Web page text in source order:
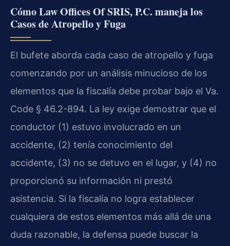
Cómo Law Offices Of SRIS, P.C. maneja los
Casos de Atropello y Fuga
El bufete aborda cada caso de atropello y fuga
comenzando por un análisis minucioso de los
elementos que la fiscalía debe probar bajo el Va.
Code § 46.2-894. La ley exige demostrar que el
conductor (1) estuvo involucrado en un
accidente, (2) tenía conocimiento del
accidente, (3) no se detuvo en el lugar, y (4) no
proporcionó su información ni prestó
asistencia. Si la fiscalía no logra establecer
cualquiera de estos elementos más allá de una
duda razonable, la defensa puede buscar la